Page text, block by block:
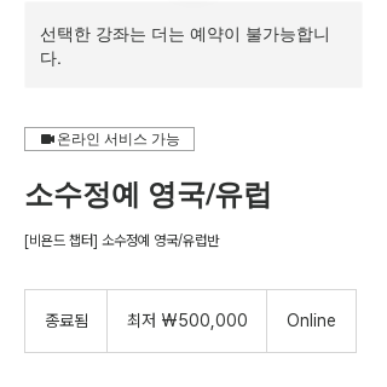
선택한 강좌는 더는 예약이 불가능합니
다.
온라인 서비스 가능
소수정예 영국/유럽
[비욘드 챕터] 소수정예 영국/유럽반
종료됨
500,000
최저 ₩500,000 Online